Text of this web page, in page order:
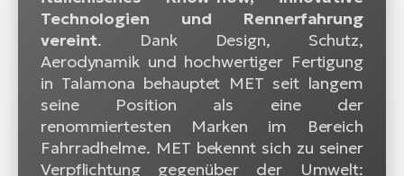
Technologien und Rennerfahrung
vereint. Dank Design, Schutz,
Aerodynamik und hochwertiger Fertigung
in Talamona behauptet MET seit langem
seine Position als eine der
renommiertesten Marken im Bereich
Fahrradhelme. MET bekennt sich zu seiner
Verpflichtung gegenüber der Umwelt: